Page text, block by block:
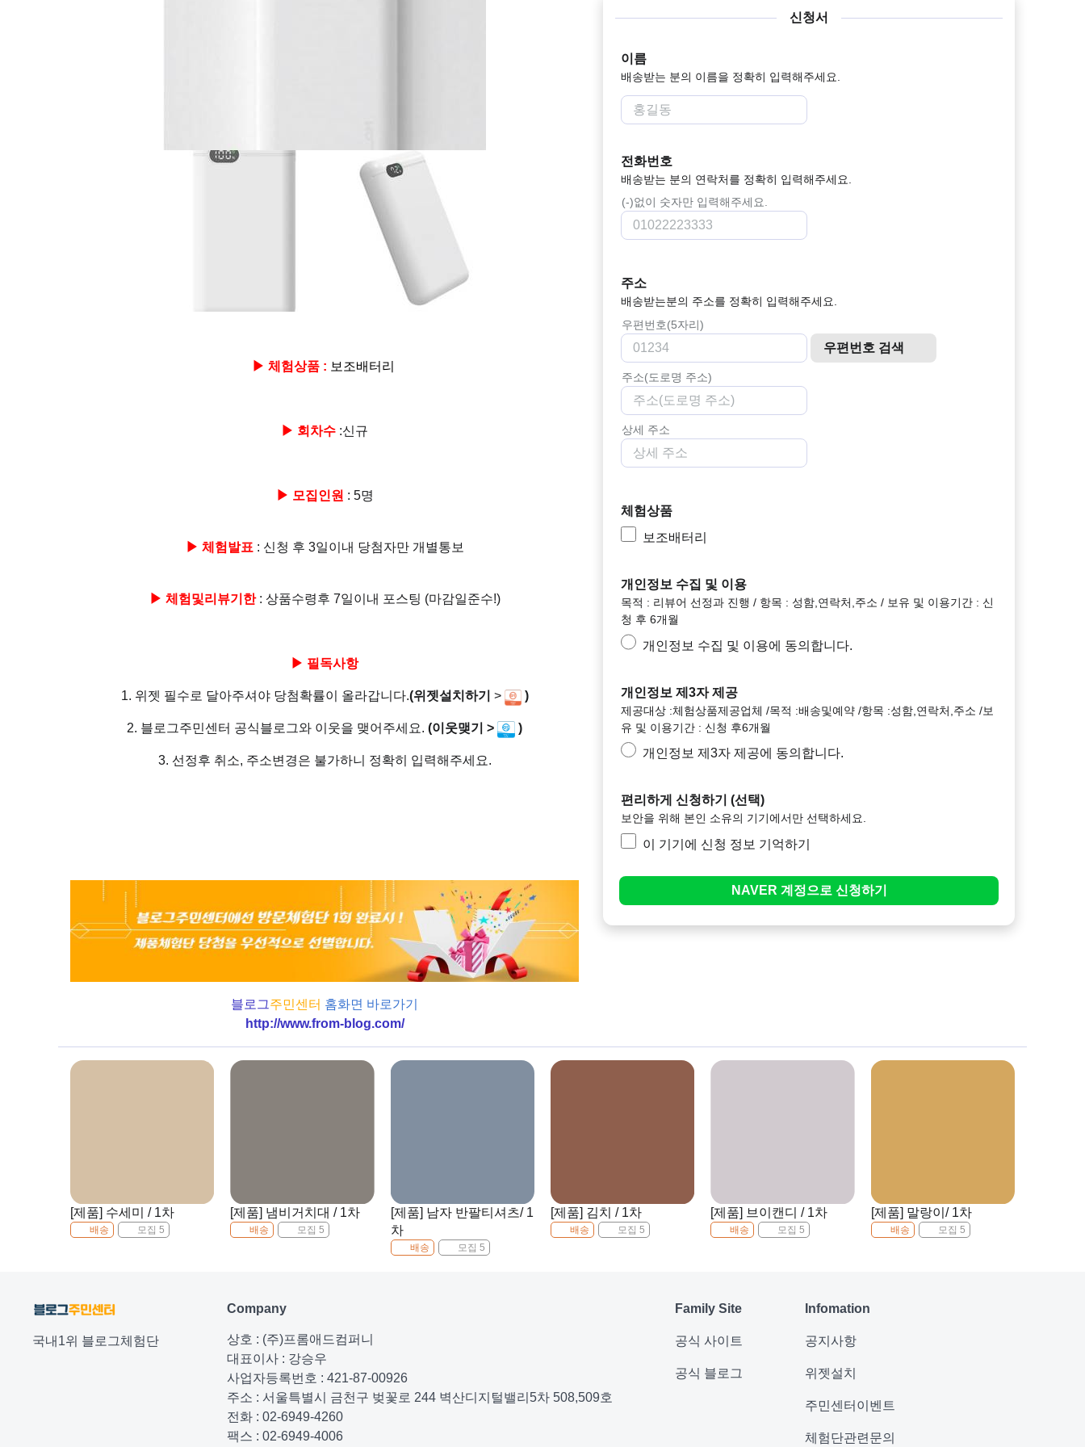
▶ 체험상품 : 보조배터리
▶ 회차수 :신규
▶ 모집인원 : 5명
▶ 체험발표 : 신청 후 3일이내 당첨자만 개별통보
▶ 체험및리뷰기한: 상품수령후 7일이내 포스팅 (마감일준수!)
▶ 필독사항
1. 위젯 필수로 달아주셔야 당첨확률이 올라갑니다.(위젯설치하기 > )
2. 블로그주민센터 공식블로그와 이웃을 맺어주세요. (이웃맺기 > )
3. 선정후 취소, 주소변경은 불가하니 정확히 입력해주세요.
블로그주민센터 홈화면 바로가기
http://www.from-blog.com/
신청서
이름
배송받는 분의 이름을 정확히 입력해주세요.
전화번호
배송받는 분의 연락처를 정확히 입력해주세요.
(-)없이 숫자만 입력해주세요.
주소
배송받는분의 주소를 정확히 입력해주세요.
우편번호(5자리)
우편번호 검색
주소(도로명 주소)
상세 주소
체험상품
보조배터리
개인정보 수집 및 이용
목적 : 리뷰어 선정과 진행 / 항목 : 성함,연락처,주소 / 보유 및 이용기간 : 신
청 후 6개월
개인정보 수집 및 이용에 동의합니다.
개인정보 제3자 제공
제공대상 :체험상품제공업체 /목적 :배송및예약 /항목 :성함,연락처,주소 /보
유 및 이용기간 : 신청 후6개월
개인정보 제3자 제공에 동의합니다.
편리하게 신청하기 (선택)
보안을 위해 본인 소유의 기기에서만 선택하세요.
이 기기에 신청 정보 기억하기
NAVER 계정으로 신청하기
[제품] 수세미 / 1차
배송 모집 5
[제품] 냄비거치대 / 1차
배송 모집 5
[제품] 남자 반팔티셔츠/ 1
차
배송 모집 5
[제품] 김치 / 1차
배송 모집 5
[제품] 브이캔디 / 1차
배송 모집 5
[제품] 말랑이/ 1차
배송 모집 5
국내1위 블로그체험단
Company
상호 : (주)프롬애드컴퍼니
대표이사 : 강승우
사업자등록번호 : 421-87-00926
주소 : 서울특별시 금천구 벚꽃로 244 벽산디지털밸리5차 508,509호
전화 : 02-6949-4260
팩스 : 02-6949-4006
Family Site
공식 사이트
공식 블로그
Infomation
공지사항
위젯설치
주민센터이벤트
체험단관련문의